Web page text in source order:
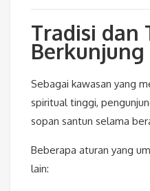
Tradisi dan
Berkunjung
Sebagai kawasan yang
spiritual tinggi,
sopan santun selama
Beberapa aturan yang
lain: